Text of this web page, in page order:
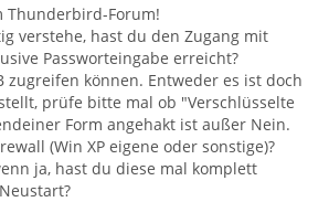
Thunderbird-Forum!
verstehe, hast du den Zugang mit
Passworteingabe erreicht?
zugreifen können. Entweder es ist doch
prüfe bitte mal ob "Verschlüsselte
Form angehakt ist außer Nein.
(Win XP eigene oder sonstige)?
ja, hast du diese mal komplett